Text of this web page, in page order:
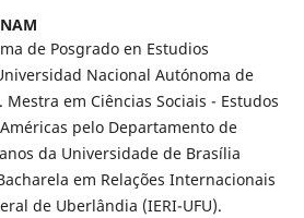
de Posgrado en Estudios
Nacional Autónoma de
Mestra em Ciências Sociais - Estudos
pelo Departamento de
da Universidade de Brasília
em Relações Internacionais
de Uberlândia (IERI-UFU).